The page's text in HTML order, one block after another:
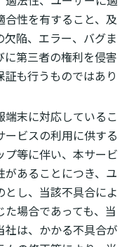
性を有すること、及
陥、エラー、バグま
第三者の権利を侵害
も行うものではあり
末に対応しているこ
ービスの利用に供する
等に伴い、本サービ
あることにつき、ユ
し、当該不具合によ
場合であっても、当
は、かかる不具合が